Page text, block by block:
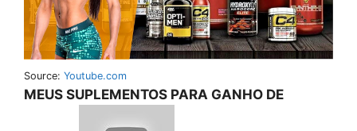
Source: Youtube.com
MEUS SUPLEMENTOS PARA GANHO DE